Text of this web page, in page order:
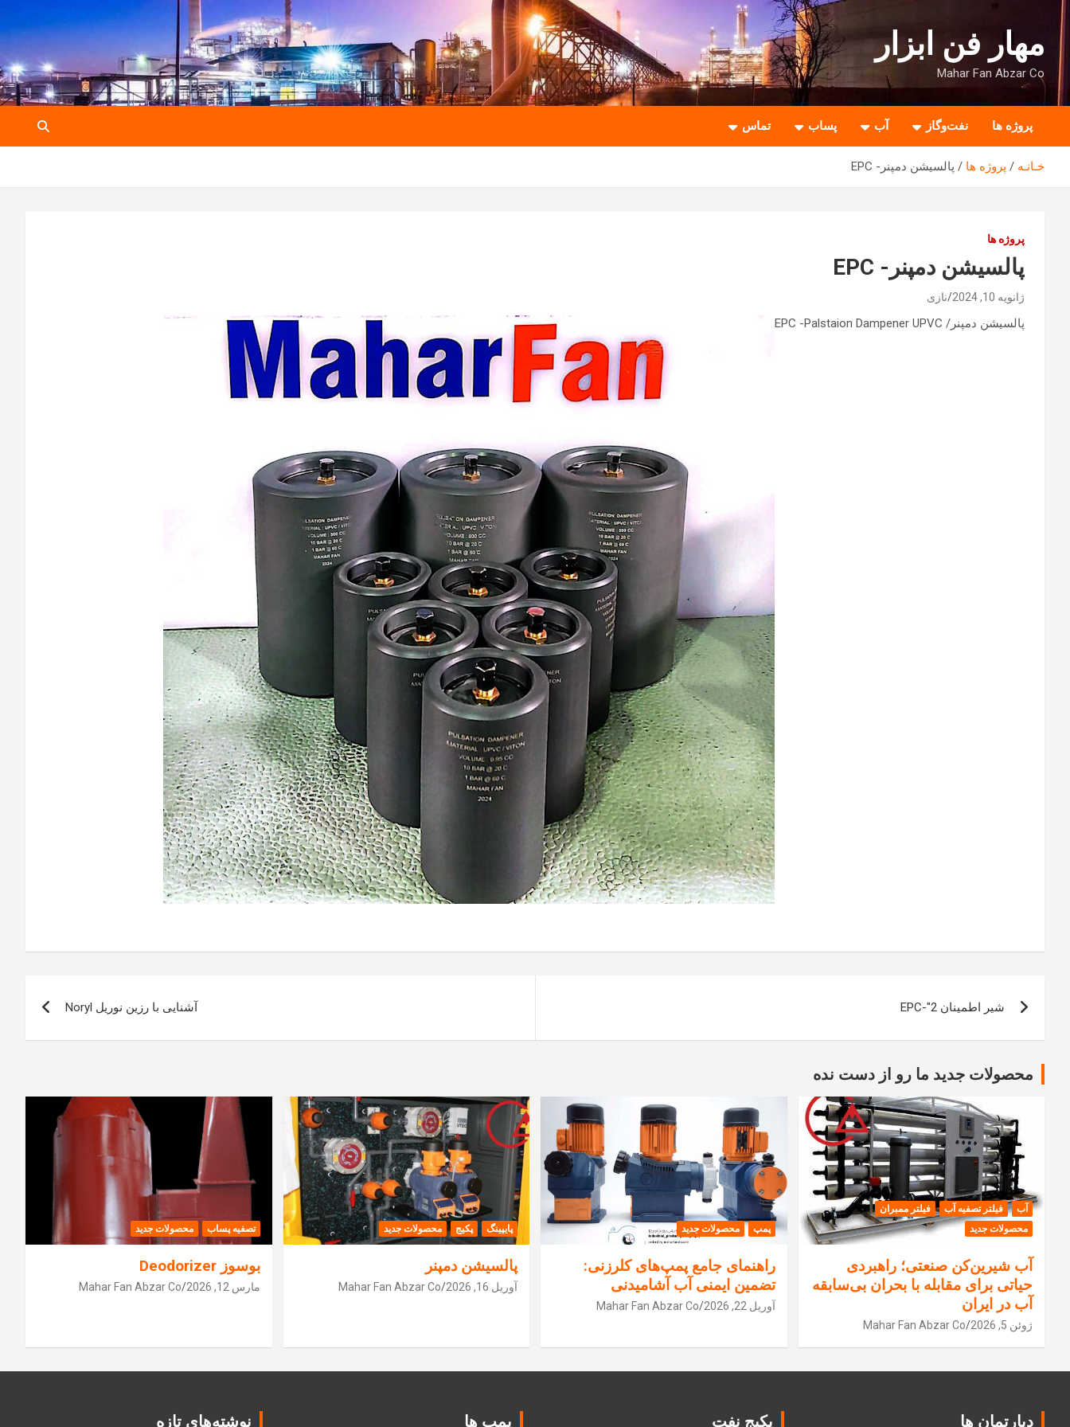
به
محتوا
بروید
مهار فن ابزار
Mahar Fan Abzar Co
پروژه ها نفت‌وگاز آب پساب تماس
خـانـه پروژه ها پالسیشن دمپنر- EPC
پروژه ها
پالسیشن دمپنر- EPC
ژانویه 10, 2024 نازی
پالسیشن دمپنر/ EPC -Palstaion Dampener UPVC
نوشته
شیر اطمینان 2″-EPC آشنایی با رزین نوریل Noryl
محصولات جدید ما رو از دست نده
آب فیلتر تصفیه آب
فیلتر ممبران
محصولات جدید
آب شیرین‌کن صنعتی؛ راهبردی
حیاتی برای مقابله با بحران بی‌سابقه
آب در ایران
ژوئن 5, 2026 Mahar Fan Abzar Co
پمپ محصولات جدید
راهنمای جامع پمپ‌های کلرزنی:
تضمین ایمنی آب آشامیدنی
آوریل 22, 2026 Mahar Fan Abzar Co
پایپینگ پکیج محصولات جدید
پالسیشن دمپنر
آوریل 16, 2026 Mahar Fan Abzar Co
تصفیه پساب محصولات جدید
بوسوز Deodorizer
مارس 12, 2026 Mahar Fan Abzar Co
دپارتمان ها پکیج نفت پمپ ها نوشته‌های تازه